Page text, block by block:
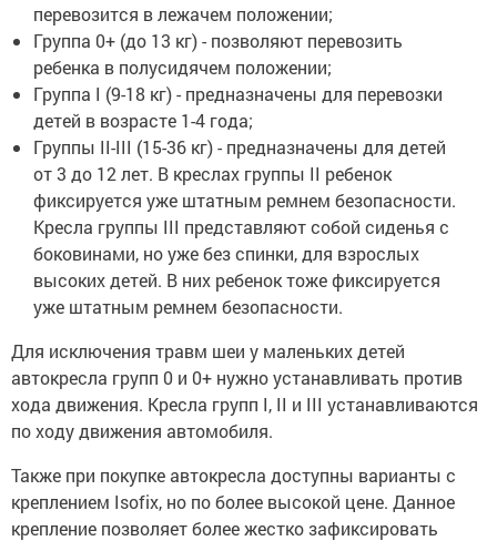
перевозится в лежачем положении;
Группа 0+ (до 13 кг) - позволяют перевозить
ребенка в полусидячем положении;
Группа I (9-18 кг) - предназначены для перевозки
детей в возрасте 1-4 года;
Группы II-III (15-36 кг) - предназначены для детей
от 3 до 12 лет. В креслах группы II ребенок
фиксируется уже штатным ремнем безопасности.
Кресла группы III представляют собой сиденья с
боковинами, но уже без спинки, для взрослых
высоких детей. В них ребенок тоже фиксируется
уже штатным ремнем безопасности.
Для исключения травм шеи у маленьких детей
автокресла групп 0 и 0+ нужно устанавливать против
хода движения. Кресла групп I, II и III устанавливаются
по ходу движения автомобиля.
Также при покупке автокресла доступны варианты с
креплением Isofix, но по более высокой цене. Данное
крепление позволяет более жестко зафиксировать